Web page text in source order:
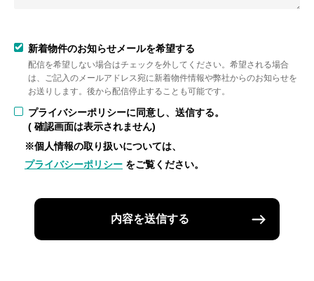
新着物件のお知らせメールを希望する
配信を希望しない場合はチェックを外してください。希望される場合
は、ご記入のメールアドレス宛に新着物件情報や弊社からのお知らせを
お送りします。後から配信停止することも可能です。
プライバシーポリシーに同意し、送信する。
( 確認画面は表示されません)
※個人情報の取り扱いについては、
プライバシーポリシー をご覧ください。
内容を送信する